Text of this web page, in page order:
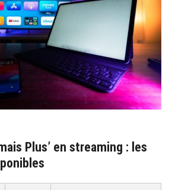
Plus’ en streaming : les